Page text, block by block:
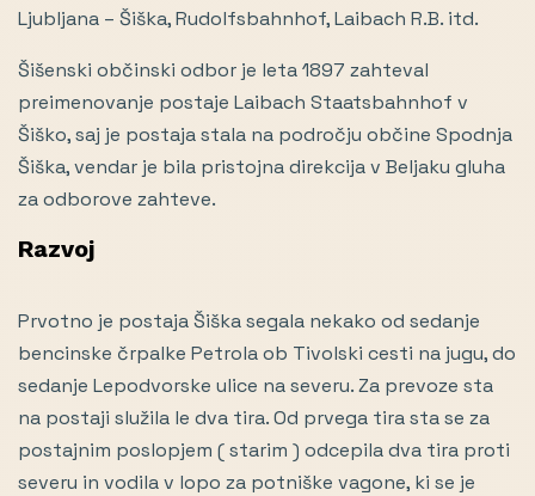
Ljubljana – Šiška, Rudolfsbahnhof, Laibach R.B. itd.
Šišenski občinski odbor je leta 1897 zahteval
preimenovanje postaje Laibach Staatsbahnhof v
Šiško, saj je postaja stala na področju občine Spodnja
Šiška, vendar je bila pristojna direkcija v Beljaku gluha
za odborove zahteve.
Razvoj
Prvotno je postaja Šiška segala nekako od sedanje
bencinske črpalke Petrola ob Tivolski cesti na jugu, do
sedanje Lepodvorske ulice na severu. Za prevoze sta
na postaji služila le dva tira. Od prvega tira sta se za
postajnim poslopjem ( starim ) odcepila dva tira proti
severu in vodila v lopo za potniške vagone, ki se je